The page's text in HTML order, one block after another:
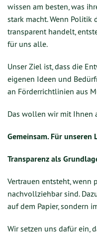
wissen am besten, was
stark macht. Wenn
transparent handelt,
für uns alle.
Unser Ziel ist, dass die
eigenen Ideen und
an Förderrichtlinien aus
Das wollen wir mit Ihnen
Gemeinsam. Für unseren
Transparenz als
Vertrauen entsteht, wenn
nachvollziehbar sind.
auf dem Papier, sondern
Wir setzen uns dafür ein,